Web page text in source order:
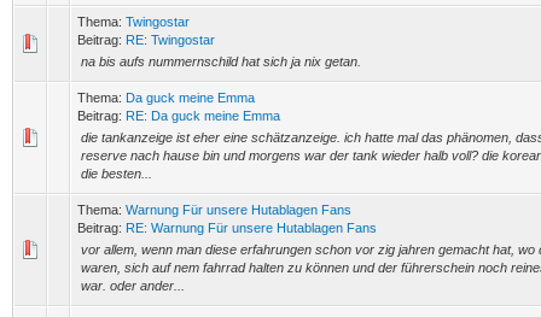
Thema: Twingostar
Beitrag: RE: Twingostar
na bis aufs nummernschild hat sich ja nix getan.
Thema: Da guck meine Emma
Beitrag: RE: Da guck meine Emma
die tankanzeige ist eher eine schätzanzeige. ich hatte mal das phänomen,
reserve nach hause bin und morgens war der tank wieder halb voll? die
die besten...
Thema: Warnung Für unsere Hutablagen Fans
Beitrag: RE: Warnung Für unsere Hutablagen Fans
vor allem, wenn man diese erfahrungen schon vor zig jahren gemacht hat, wo
waren, sich auf nem fahrrad halten zu können und der führerschein noch
war. oder ander...